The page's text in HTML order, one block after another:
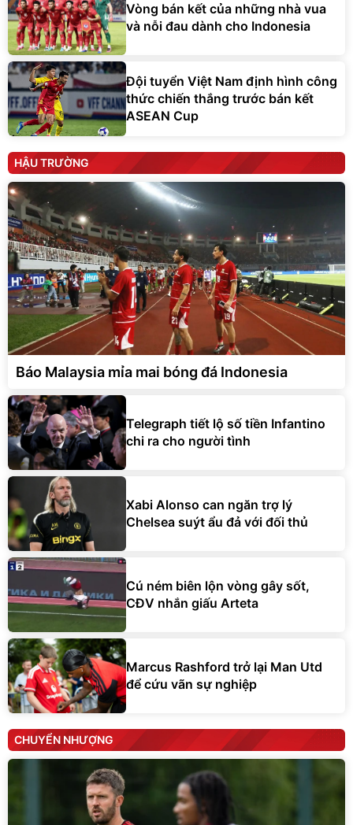
Vòng bán kết của những nhà vua
và nỗi đau dành cho Indonesia
Đội tuyển Việt Nam định hình công
thức chiến thắng trước bán kết
ASEAN Cup
HẬU TRƯỜNG
Báo Malaysia mỉa mai bóng đá Indonesia
Telegraph tiết lộ số tiền Infantino
chi ra cho người tình
Xabi Alonso can ngăn trợ lý
Chelsea suýt ẩu đả với đối thủ
Cú ném biên lộn vòng gây sốt,
CĐV nhắn giấu Arteta
Marcus Rashford trở lại Man Utd
để cứu vãn sự nghiệp
CHUYỂN NHƯỢNG